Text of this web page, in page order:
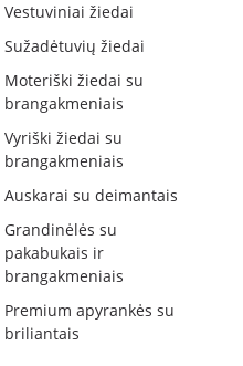
Vestuviniai žiedai
Sužadėtuvių žiedai
Moteriški žiedai su
brangakmeniais
Vyriški žiedai su
brangakmeniais
Auskarai su deimantais
Grandinėlės su
pakabukais ir
brangakmeniais
Premium apyrankės su
briliantais